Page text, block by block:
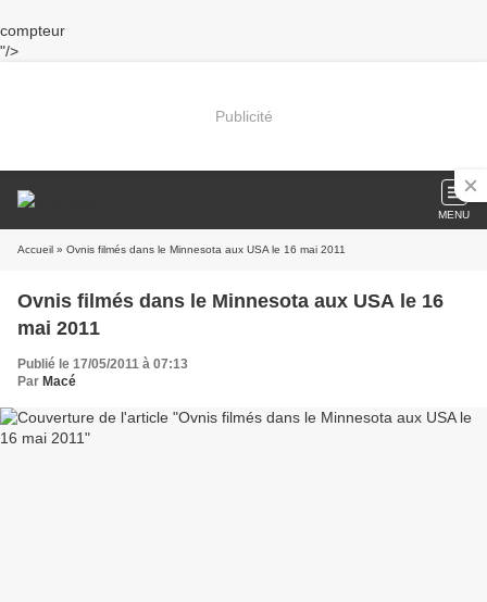
compteur
"/>
Publicité
MENU
Accueil » Ovnis filmés dans le Minnesota aux USA le 16 mai 2011
Ovnis filmés dans le Minnesota aux USA le 16
mai 2011
Publié le 17/05/2011 à 07:13
Par Macé